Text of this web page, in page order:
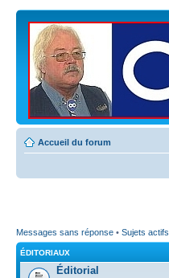
Accueil du forum
Messages sans réponse • Sujets actifs
ÉDITORIAUX
Éditorial